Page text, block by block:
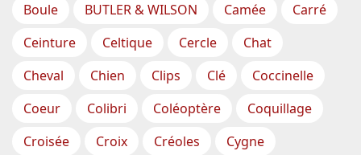
Boule
BUTLER & WILSON Camée
Carré
Ceinture
Celtique Cercle
Chat
Cheval
Chien Clips Clé
Coccinelle
Coeur
Colibri Coléoptère
Coquillage
Croisée
Croix Créoles
Cygne